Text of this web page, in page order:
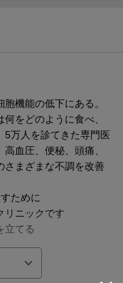
機能の低下にある。
をどのように食べ、
万人を診てきた専門医
血圧、便秘、頭痛、
さまざまな不調を改善
ために
リニックです
立てる
とし穴